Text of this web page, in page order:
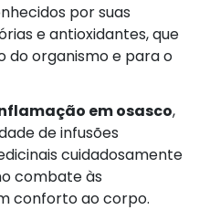
por suas
e antioxidantes, que
do organismo e para o
em osasco,
de infusões
cuidadosamente
combate às
conforto ao corpo.